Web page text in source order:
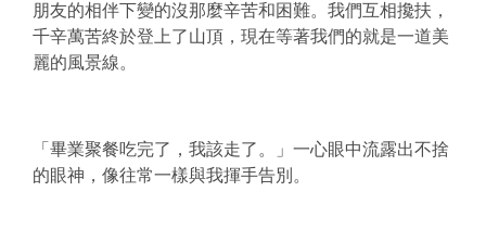
朋友的相伴下變的沒那麼辛苦和困難。我們互相攙扶，
千辛萬苦終於登上了山頂，現在等著我們的就是一道美
麗的風景線。
「畢業聚餐吃完了，我該走了。」一心眼中流露出不捨
的眼神，像往常一樣與我揮手告別。